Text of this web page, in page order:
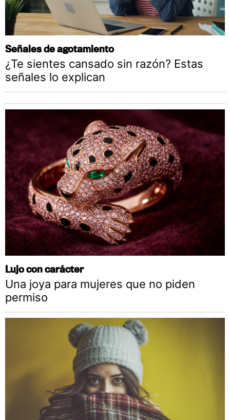
Señales de agotamiento
¿Te sientes cansado sin razón? Estas
señales lo explican
Lujo con carácter
Una joya para mujeres que no piden
permiso